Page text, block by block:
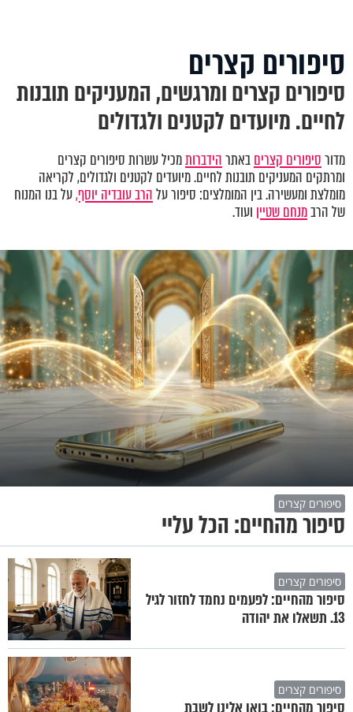
סיפורים קצרים
סיפורים קצרים ומרגשים, המעניקים תובנות
לחיים. מיועדים לקטנים ולגדולים
מדורסיפורים קצריםבאתרהידברותמכיל עשרות סיפורים קצרים
ומרתקים המעניקים תובנות לחיים. מיועדים לקטנים ולגדולים, לקריאה
מומלצת ומעשירה. בין המומלצים: סיפור עלהרב עובדיה יוסף,על בנו המנוח
של הרבמנחם שטיין ועוד.
סיפורים קצרים
סיפור מהחיים: הכל עליי
סיפורים קצרים
סיפור מהחיים: לפעמים נחמד לחזור לגיל
13. תשאלו את יהודה
סיפורים קצרים
סיפור מהחיים: בואו אלינו לשבת